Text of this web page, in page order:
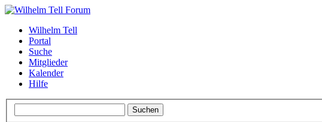
Wilhelm Tell
Portal
Suche
Mitglieder
Kalender
Hilfe